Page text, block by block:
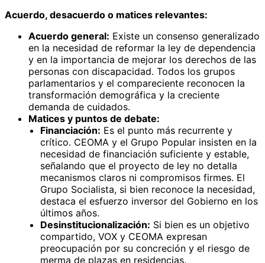
Acuerdo, desacuerdo o matices relevantes:
Acuerdo general: Existe un consenso generalizado
en la necesidad de reformar la ley de dependencia
y en la importancia de mejorar los derechos de las
personas con discapacidad. Todos los grupos
parlamentarios y el compareciente reconocen la
transformación demográfica y la creciente
demanda de cuidados.
Matices y puntos de debate:
Financiación: Es el punto más recurrente y
crítico. CEOMA y el Grupo Popular insisten en la
necesidad de financiación suficiente y estable,
señalando que el proyecto de ley no detalla
mecanismos claros ni compromisos firmes. El
Grupo Socialista, si bien reconoce la necesidad,
destaca el esfuerzo inversor del Gobierno en los
últimos años.
Desinstitucionalización: Si bien es un objetivo
compartido, VOX y CEOMA expresan
preocupación por su concreción y el riesgo de
merma de plazas en residencias.